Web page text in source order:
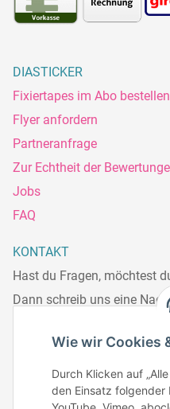
Wie wir Cookies
Durch Klicken auf
den Einsatz folgender
DIASTICKER
Fixiertapes im Abo bestellen
Flyer anfordern
Partneranfrage
Zur Echtheit der
Jobs
FAQ
KONTAKT
Hast du Fragen, möchtest
Dann schreib uns eine
Telefonisch erreichst du
Telefonnr.: 0951/70045771